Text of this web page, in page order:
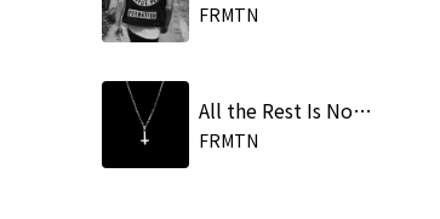
FRMTN
All the Rest Is Noise (Quays Remix)
FRMTN